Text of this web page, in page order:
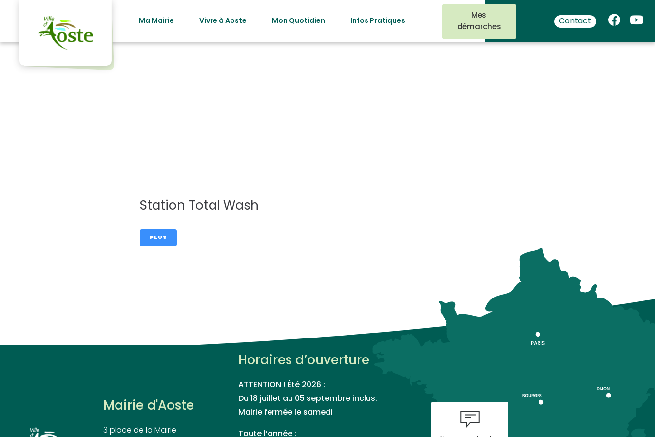
Ma Mairie
Vivre à Aoste Mon Quotidien Infos Pratiques
Mes
démarches
Contact
Station Total Wash
PLUS
Mairie d'Aoste
3 place de la Mairie
Horaires d’ouverture
ATTENTION ! Été 2026 :
Du 18 juillet au 05 septembre inclus:
Mairie fermée le samedi
Toute l’année :